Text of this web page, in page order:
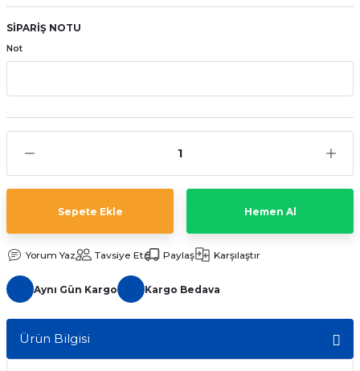
SİPARİŞ NOTU
Not
Sepete Ekle Hemen Al
Yorum Yaz Tavsiye Et Paylaş Karşılaştır
Aynı Gün Kargo Kargo Bedava
Ürün Bilgisi